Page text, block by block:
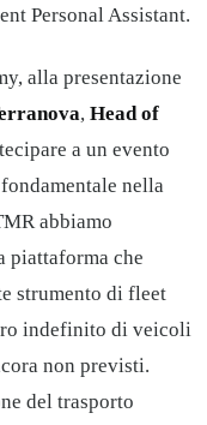
Personal Assistant.
alla presentazione
, Head of
a un evento
nella
abbiamo
piattaforma che
strumento di fleet
indefinito di veicoli
non previsti.
del trasporto